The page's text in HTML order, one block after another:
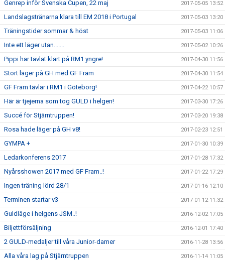
Genrep inför Svenska Cupen, 22 maj 2017-05-05 13:52
Landslagstränarna klara till EM 2018 i Portugal 2017-05-03 13:20
Träningstider sommar & höst 2017-05-03 11:06
Inte ett läger utan....... 2017-05-02 10:26
Pippi har tävlat klart på RM1 yngre! 2017-04-30 11:56
Stort läger på GH med GF Fram 2017-04-30 11:54
GF Fram tävlar i RM1 i Göteborg! 2017-04-22 10:57
Här är tjejerna som tog GULD i helgen! 2017-03-30 17:26
Succé för Stjärntruppen! 2017-03-20 19:38
Rosa hade läger på GH v8! 2017-02-23 12:51
GYMPA + 2017-01-30 10:39
Ledarkonferens 2017 2017-01-28 17:32
Nyårsshowen 2017 med GF Fram..! 2017-01-22 17:29
Ingen träning lörd 28/1 2017-01-16 12:10
Terminen startar v3 2017-01-12 11:32
Guldläge i helgens JSM..! 2016-12-02 17:05
Biljettförsäljning 2016-12-01 17:40
2 GULD-medaljer till våra Junior-damer 2016-11-28 13:56
Alla våra lag på Stjärntruppen 2016-11-14 11:05